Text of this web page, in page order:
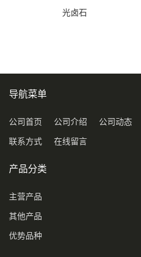
光卤石
导航菜单
公司首页 公司介绍 公司动态
联系方式 在线留言
产品分类
主营产品
其他产品
优势品种